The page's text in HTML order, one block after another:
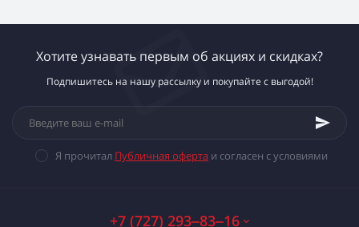
Хотите узнавать первым об акциях и скидках?
Подпишитесь на нашу рассылку и покупайте с выгодой!
Я прочитал Публичная оферта и согласен с условиями
+7 (727) 293‒83‒16